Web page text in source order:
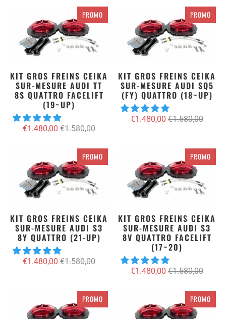
PROMO
KIT GROS FREINS CEIKA
SUR-MESURE AUDI TT
8S QUATTRO FACELIFT
(19~UP)
€1.480,00 €1.580,00
PROMO
KIT GROS FREINS CEIKA
SUR-MESURE AUDI SQ5
(FY) QUATTRO (18~UP)
€1.480,00 €1.580,00
PROMO
KIT GROS FREINS CEIKA
SUR-MESURE AUDI S3
8Y QUATTRO (21-UP)
€1.480,00 €1.580,00
PROMO
KIT GROS FREINS CEIKA
SUR-MESURE AUDI S3
8V QUATTRO FACELIFT
(17~20)
€1.480,00 €1.580,00
PROMO PROMO